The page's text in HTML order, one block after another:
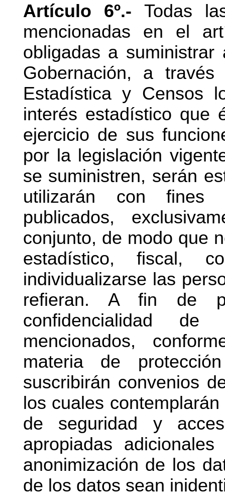
Artículo 6º.- Todas
mencionadas en el
obligadas a
Gobernación, a
Estadística y Censos
interés estadístico que
ejercicio de sus
por la legislación
se suministren, serán
utilizarán con fines
publicados,
conjunto, de modo que
estadístico, fiscal,
individualizarse las
refieran. A fin de
confidencialidad
mencionados,
materia de
suscribirán convenios
los cuales
de seguridad y
apropiadas
anonimización de los
de los datos sean